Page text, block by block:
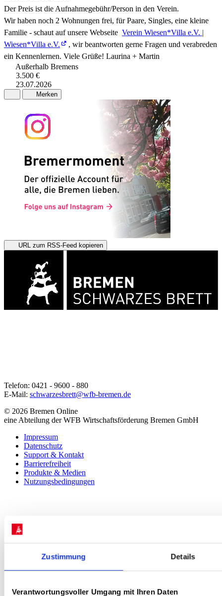
Zustimmung Details
Verantwortungsvoller Umgang mit Ihren Daten
Der Preis ist die Aufnahmegebühr/Person in den Verein.
Wir haben noch 2 Wohnungen frei, für Paare, Singles, eine kleine
Familie - schaut auf unsere Webseite Verein Wiesen*Villa e.V. |
Wiesen*Villa e.V.
, wir beantworten gerne Fragen und verabreden
ein Kennenlernen. Viele Grüße! Laurina + Martin
Außerhalb Bremens
3.500 €
23.07.2026
Merken
URL zum RSS-Feed kopieren
Telefon: 0421 - 9600 - 880
E-Mail: schwarzesbrett@wfb-bremen.de
© 2026 Bremen Online
eine Abteilung der WFB Wirtschaftsförderung Bremen GmbH
Impressum
Datenschutz
Support & Kontakt
Barrierefreiheit
Produkte & Medien
Nutzungsbedingungen